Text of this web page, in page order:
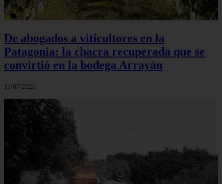
De abogados a viticultores en la
Patagonia: la chacra recuperada que se
convirtió en la bodega Arrayán
31/07/2026